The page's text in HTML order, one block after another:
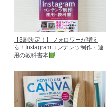
【3刷決定！】フォロワーが増え
る！Instagramコンテンツ制作・運
用の教科書本